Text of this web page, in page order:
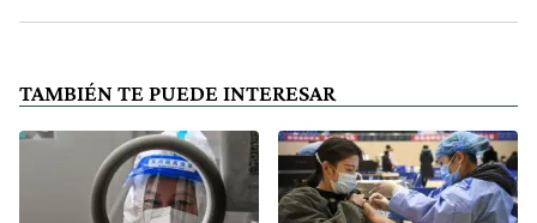
TAMBIÉN TE PUEDE INTERESAR